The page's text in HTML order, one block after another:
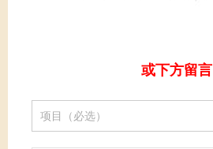
或下方留言